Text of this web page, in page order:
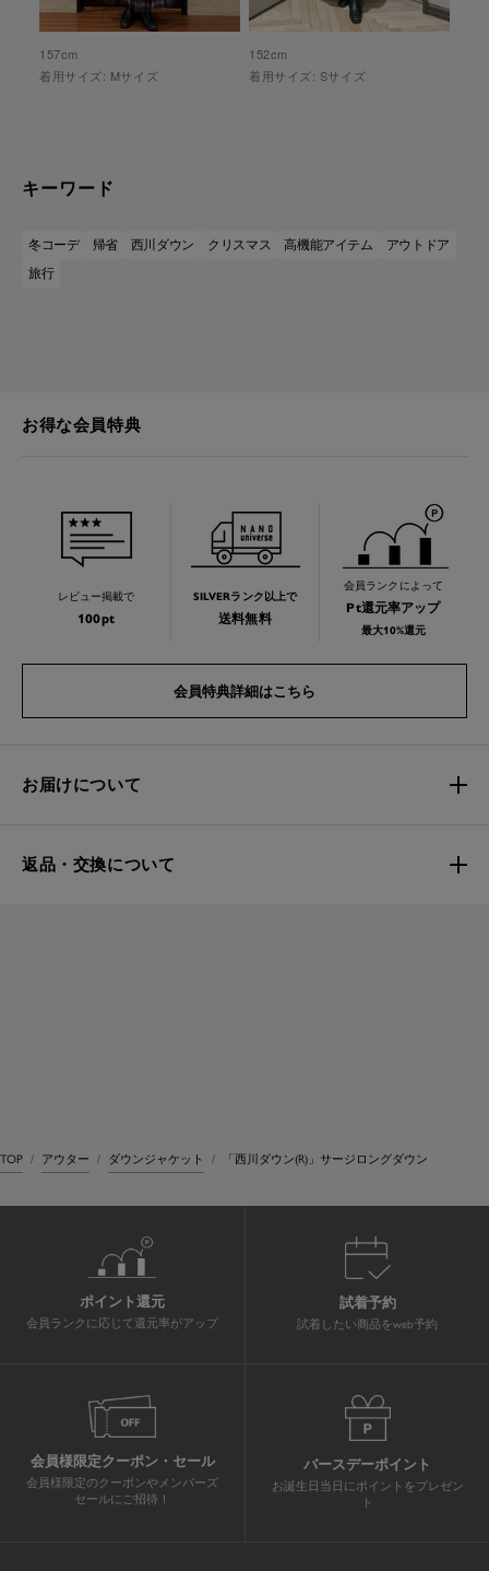
157cm
着用サイズ: Mサイズ
152cm
着用サイズ: Sサイズ
キーワード
冬コーデ 帰省 西川ダウン クリスマス 高機能アイテム
アウトドア
旅行
お得な会員特典
レビュー掲載で
100pt
SILVERランク以上で
送料無料
会員ランクによって
Pt還元率アップ
最大10%還元
会員特典詳細はこちら
お届けについて
返品・交換について
TOP アウター ダウンジャケット 「西川ダウン(R)」サージロングダウン
ポイント還元
会員ランクに応じて還元率がアップ
試着予約
試着したい商品をweb予約
会員様限定クーポン・セール
会員様限定のクーポンやメンバーズ
セールにご招待！
バースデーポイント
お誕生日当日にポイントをプレゼン
ト